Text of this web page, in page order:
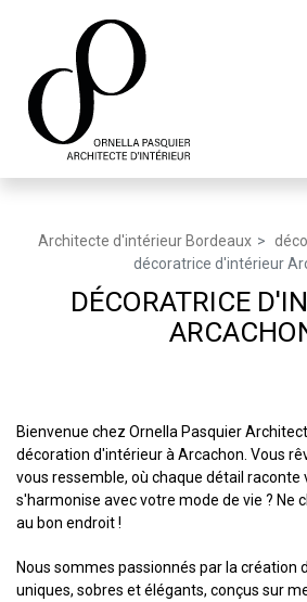
Architecte d'intérieur Bordeaux
décoratrice d'intérieur
DÉCORATRICE
Bienvenue chez Ornella Pasquier
décoration d'intérieur à Arcachon. Vous
vous ressemble, où chaque détail raconte
s'harmonise avec votre mode de vie ? Ne
au bon endroit !
Nous sommes passionnés par la création
uniques, sobres et élégants, conçus sur